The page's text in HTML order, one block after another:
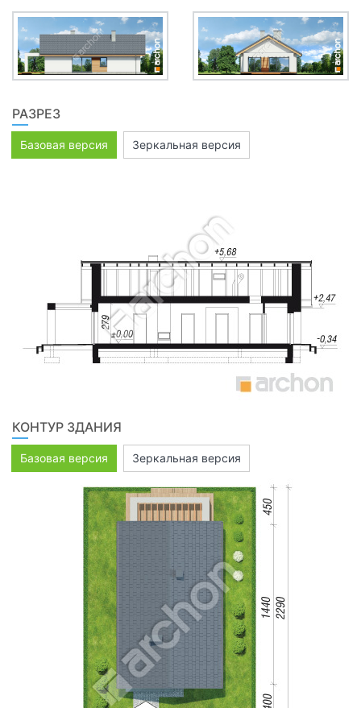
РАЗРЕЗ
Базовая версия Зеркальная версия
КОНТУР ЗДАНИЯ
Базовая версия Зеркальная версия